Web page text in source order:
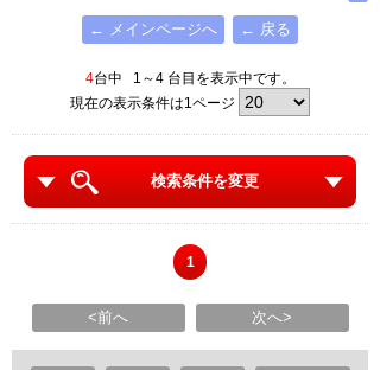
← メインページへ ← 戻る
4台中 1～4 台目を表示中です。
現在の表示条件は1ページ
検索条件を変更
1
<前へ 次へ>